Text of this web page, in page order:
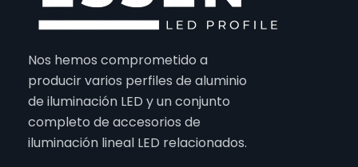
Nos hemos comprometido a
producir varios perfiles de aluminio
de iluminación LED y un conjunto
completo de accesorios de
iluminación lineal LED relacionados.